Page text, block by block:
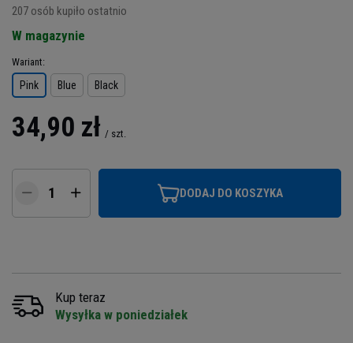
207 osób kupiło ostatnio
W magazynie
Wariant
Pink Blue Black
34,90 zł / szt.
DODAJ DO KOSZYKA
Kup teraz
Wysyłka w poniedziałek